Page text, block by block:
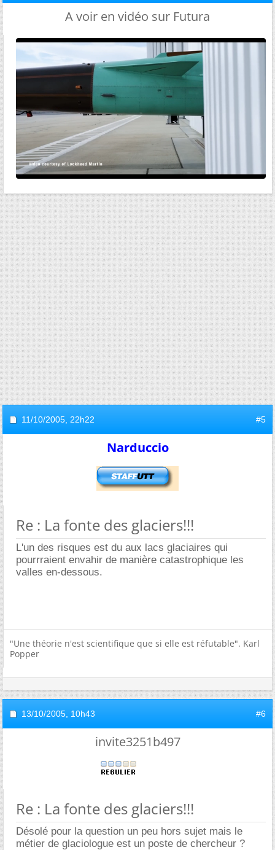
A voir en vidéo sur Futura
11/10/2005, 22h22 #5
Narduccio
Re : La fonte des glaciers!!!
L'un des risques est du aux lacs glaciaires qui
pourrraient envahir de manière catastrophique les
valles en-dessous.
"Une théorie n'est scientifique que si elle est réfutable". Karl
Popper
13/10/2005, 10h43 #6
invite3251b497
Re : La fonte des glaciers!!!
Désolé pour la question un peu hors sujet mais le
métier de glaciologue est un poste de chercheur ?